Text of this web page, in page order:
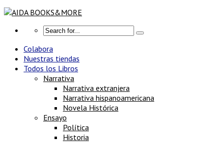
Colabora
Nuestras tiendas
Todos los Libros
Narrativa
Narrativa extranjera
Narrativa hispanoamericana
Novela Histórica
Ensayo
Política
Historia